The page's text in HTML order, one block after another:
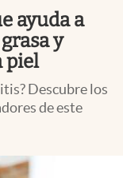
ayuda a
y
piel
Descubre los
de este